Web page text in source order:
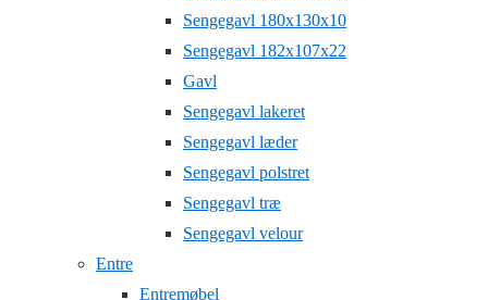
Sengegavl 180x130x10
Sengegavl 182x107x22
Gavl
Sengegavl lakeret
Sengegavl læder
Sengegavl polstret
Sengegavl træ
Sengegavl velour
Entre
Entremøbel